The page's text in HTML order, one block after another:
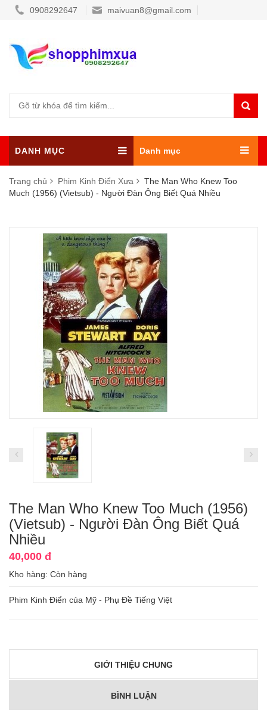
0908292647 maivuan8@gmail.com
DANH MỤC Danh mục
Trang chủ Phim Kinh Điển Xưa
The Man Who Knew Too
Much (1956) (Vietsub) - Người Đàn Ông Biết Quá Nhiều
The Man Who Knew Too Much (1956)
(Vietsub) - Người Đàn Ông Biết Quá
Nhiều
40,000 đ
Kho hàng: Còn hàng
Phim Kinh Điển của Mỹ - Phụ Đề Tiếng Việt
GIỚI THIỆU CHUNG
BÌNH LUẬN